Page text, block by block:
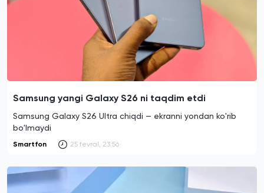
Samsung yangi Galaxy S26 ni taqdim etdi
Samsung Galaxy S26 Ultra chiqdi — ekranni yondan ko'rib
bo'lmaydi
Smartfon 25 fevral, 23:56